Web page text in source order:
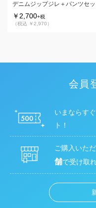
デニムジップジレ＋パンツセッ
￥2,700+税
（税込 ￥2,970）
会員
いまならす
ト！
ご購入いた
舗で受け取